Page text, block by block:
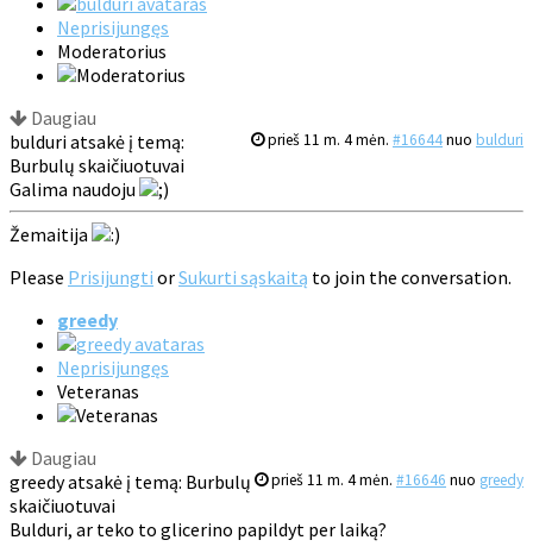
Neprisijungęs
Moderatorius
Daugiau
prieš 11 m. 4 mėn. #16644nuo bulduri
bulduri atsakė į temą:
Burbulų skaičiuotuvai
Galima naudoju
Žemaitija
Please Prisijungti orSukurti sąskaitą to join the conversation.
greedy
Neprisijungęs
Veteranas
Daugiau
prieš 11 m. 4 mėn. #16646 nuo greedy
greedy atsakė į temą: Burbulų
skaičiuotuvai
Bulduri, ar teko to glicerino papildyt per laiką?